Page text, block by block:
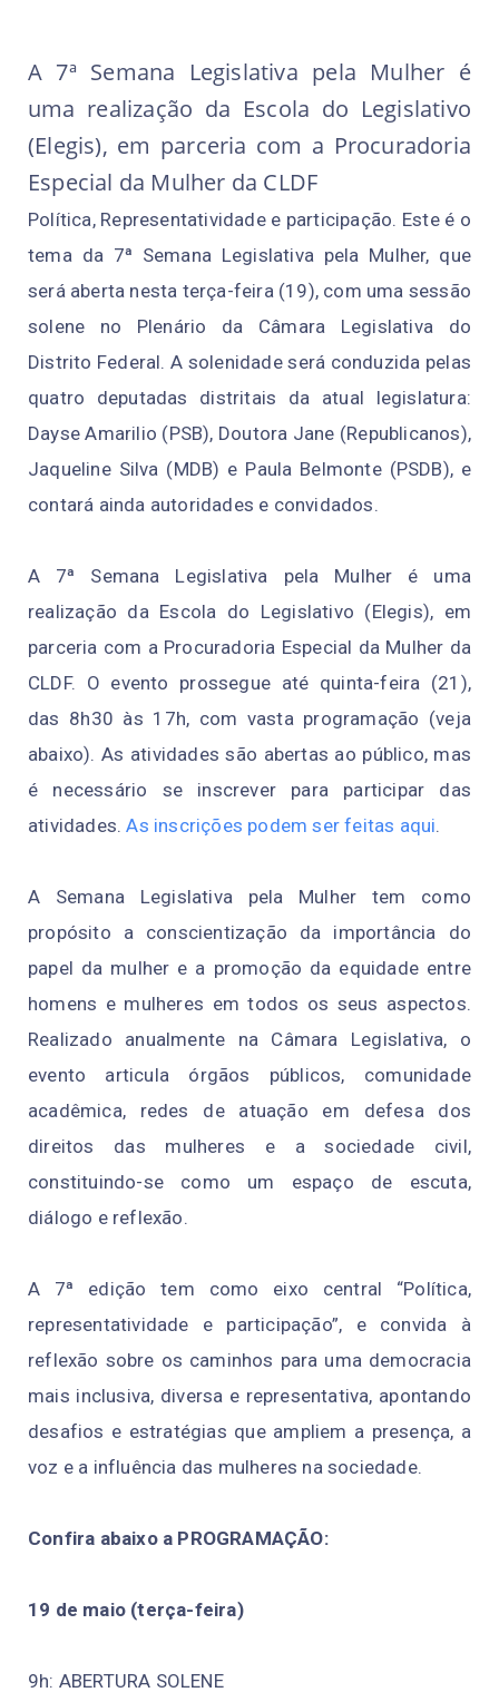
A 7ª Semana Legislativa pela Mulher é
uma realização da Escola do Legislativo
(Elegis), em parceria com a Procuradoria
Especial da Mulher da CLDF
Política, Representatividade e participação. Este é o
tema da 7ª Semana Legislativa pela Mulher, que
será aberta nesta terça-feira (19), com uma sessão
solene no Plenário da Câmara Legislativa do
Distrito Federal. A solenidade será conduzida pelas
quatro deputadas distritais da atual legislatura:
Dayse Amarilio (PSB), Doutora Jane (Republicanos),
Jaqueline Silva (MDB) e Paula Belmonte (PSDB), e
contará ainda autoridades e convidados.
A 7ª Semana Legislativa pela Mulher é uma
realização da Escola do Legislativo (Elegis), em
parceria com a Procuradoria Especial da Mulher da
CLDF. O evento prossegue até quinta-feira (21),
das 8h30 às 17h, com vasta programação (veja
abaixo). As atividades são abertas ao público, mas
é necessário se inscrever para participar das
atividades.As inscrições podem ser feitas aqui.
A Semana Legislativa pela Mulher tem como
propósito a conscientização da importância do
papel da mulher e a promoção da equidade entre
homens e mulheres em todos os seus aspectos.
Realizado anualmente na Câmara Legislativa, o
evento articula órgãos públicos, comunidade
acadêmica, redes de atuação em defesa dos
direitos das mulheres e a sociedade civil,
constituindo-se como um espaço de escuta,
diálogo e reflexão.
A 7ª edição tem como eixo central “Política,
representatividade e participação”, e convida à
reflexão sobre os caminhos para uma democracia
mais inclusiva, diversa e representativa, apontando
desafios e estratégias que ampliem a presença, a
voz e a influência das mulheres na sociedade.
Confira abaixo a PROGRAMAÇÃO:
19 de maio (terça-feira)
9h: ABERTURA SOLENE